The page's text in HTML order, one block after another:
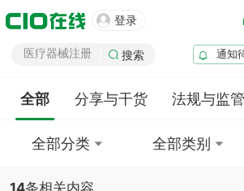
 登录
化妆品注册
药品注册
搜索 通知
全部 分享与干货 法规与监管
全部分类 全部类别
14条相关内容